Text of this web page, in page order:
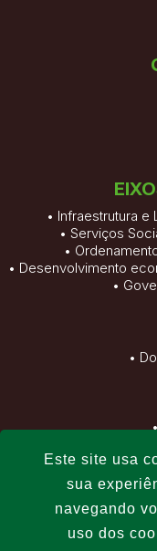
• Infraestrutura
• Serviços
•
• Desenvolvimento
•
•
Fundação
Este site usa
sua
navegando
uso dos